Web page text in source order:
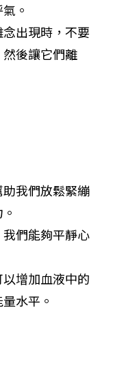
。
念出現時，不要
後讓它們離
助我們放鬆緊繃
們能夠平靜心
增加血液中的
水平。